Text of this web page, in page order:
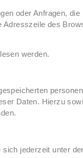
oder Anfragen, die
des
werden.
Daten. Hierzu
sich jederzeit unter